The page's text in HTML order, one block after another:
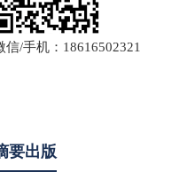
信/手机：18616502321
要出版